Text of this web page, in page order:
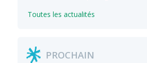
Toutes les actualités
PROCHAIN